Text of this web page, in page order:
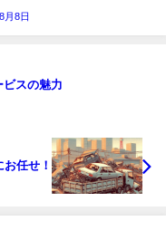
月8日
ビスの魅力
任せ！